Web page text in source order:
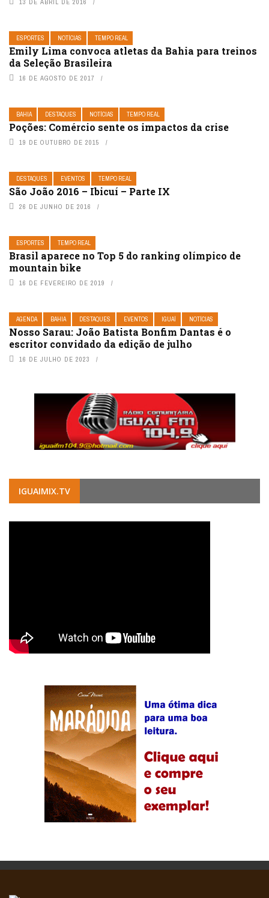
13 DE ABRIL DE 2016
ESPORTES NOTÍCIAS TEMPO REAL
Emily Lima convoca atletas da Bahia para treinos
da Seleção Brasileira
16 DE AGOSTO DE 2017
BAHIA DESTAQUES NOTÍCIAS TEMPO REAL
Poções: Comércio sente os impactos da crise
19 DE OUTUBRO DE 2015
DESTAQUES EVENTOS TEMPO REAL
São João 2016 – Ibicuí – Parte IX
26 DE JUNHO DE 2016
ESPORTES TEMPO REAL
Brasil aparece no Top 5 do ranking olímpico de
mountain bike
16 DE FEVEREIRO DE 2019
AGENDA BAHIA DESTAQUES EVENTOS IGUAÍ NOTÍCIAS
Nosso Sarau: João Batista Bonfim Dantas é o
escritor convidado da edição de julho
16 DE JULHO DE 2023
IGUAIMIX.TV